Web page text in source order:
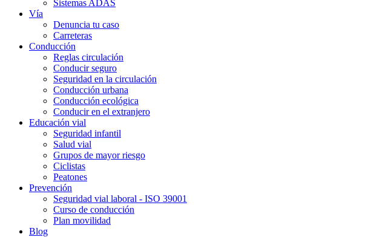
Sistemas ADAS
Vía
Denuncia tu caso
Carreteras
Conducción
Reglas circulación
Conducir seguro
Seguridad en la circulación
Conducción urbana
Conducción ecológica
Conducir en el extranjero
Educación vial
Seguridad infantil
Salud vial
Grupos de mayor riesgo
Ciclistas
Peatones
Prevención
Seguridad vial laboral - ISO 39001
Curso de conducción
Plan movilidad
Blog